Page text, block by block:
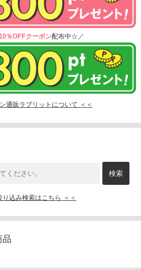
％OFFクーポン配布中☆／
通販ラブリットについて ＜＜
り込み検索はこちら ＜＜
品